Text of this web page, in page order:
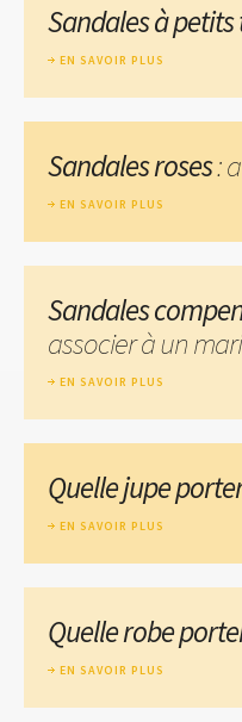
Sandales à
EN SAVOIR PLUS
Sandales roses:
EN SAVOIR PLUS
Sandales
associer à un
EN SAVOIR PLUS
Quelle jupe
EN SAVOIR PLUS
Quelle robe
EN SAVOIR PLUS